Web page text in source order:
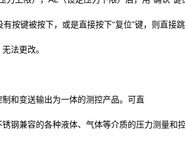
按键被按下，或是直接按下“复位”键，则直接
法更改。
和变送输出为一体的测控产品。可直
钢兼容的各种液体、气体等介质的压力测量和控